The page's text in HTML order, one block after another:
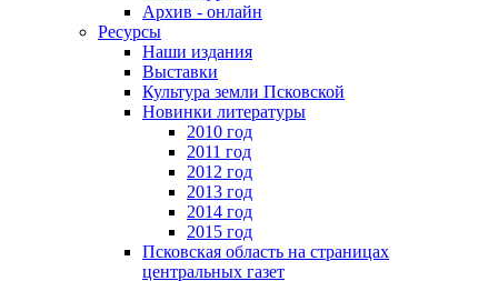
Архив - онлайн
Ресурсы
Наши издания
Выставки
Культура земли Псковской
Новинки литературы
2010 год
2011 год
2012 год
2013 год
2014 год
2015 год
Псковская область на страницах
центральных газет